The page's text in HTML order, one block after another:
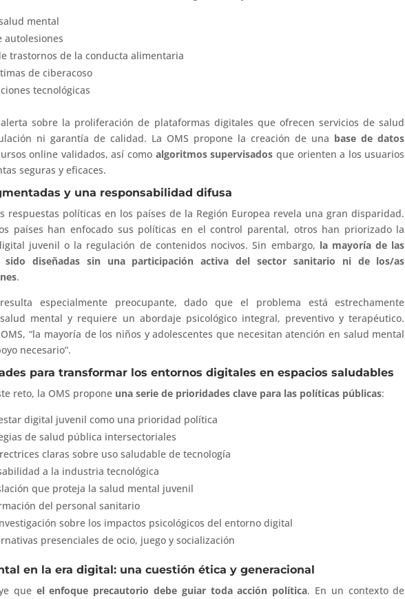
mental
autolesiones
trastornos de la conducta alimentaria
de ciberacoso
tecnológicas
sobre la proliferación de plataformas digitales que ofrecen servicios de salud
ni garantía de calidad. La OMS propone la creación de una base de datos
online validados, así como algoritmos supervisados que orienten a los usuarios
seguras y eficaces.
y una responsabilidad difusa
respuestas políticas en los países de la Región Europea revela una gran disparidad.
países han enfocado sus políticas en el control parental, otros han priorizado la
juvenil o la regulación de contenidos nocivos. Sin embargo, la mayoría de las
sido diseñadas sin una participación activa del sector sanitario ni de los/as
.
especialmente preocupante, dado que el problema está estrechamente
mental y requiere un abordaje psicológico integral, preventivo y terapéutico.
“la mayoría de los niños y adolescentes que necesitan atención en salud mental
necesario”.
para transformar los entornos digitales en espacios saludables
reto, la OMS propone una serie de prioridades clave para las políticas públicas:
digital juvenil como una prioridad política
de salud pública intersectoriales
claras sobre uso saludable de tecnología
a la industria tecnológica
que proteja la salud mental juvenil
del personal sanitario
sobre los impactos psicológicos del entorno digital
presenciales de ocio, juego y socialización
en la era digital: una cuestión ética y generacional
que el enfoque precautorio debe guiar toda acción política. En un contexto de